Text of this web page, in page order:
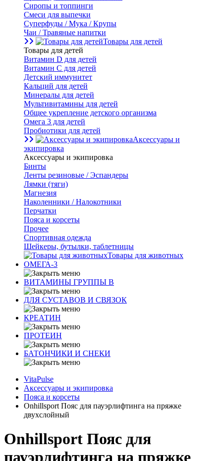
Сиропы и топпинги
Смеси для выпечки
Суперфуды / Мука / Крупы
Чаи / Травяные напитки
Товары для детей
Товары для детей
Витамин D для детей
Витамин С для детей
Детский иммунитет
Кальций для детей
Минералы для детей
Мультивитамины для детей
Общее укрепление детского организма
Омега 3 для детей
Пробиотики для детей
Аксессуары и
экипировка
Аксессуары и экипировка
Бинты
Ленты резиновые / Эспандеры
Лямки (тяги)
Магнезия
Наколенники / Налокотники
Перчатки
Пояса и корсеты
Прочее
Спортивная одежда
Шейкеры, бутылки, таблетницы
Товары для животных
ОМЕГА-3
ВИТАМИНЫ ГРУППЫ В
ДЛЯ СУСТАВОВ И СВЯЗОК
КРЕАТИН
ПРОТЕИН
БАТОНЧИКИ И СНЕКИ
VitaPulse
Аксессуары и экипировка
Пояса и корсеты
Onhillsport Пояс для пауэрлифтинга на пряжке
двухслойный
Onhillsport Пояс для
пауэрлифтинга на пряжке